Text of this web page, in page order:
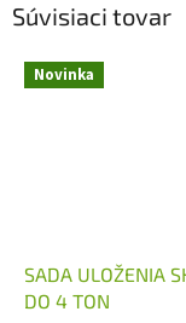
Súvisiaci tovar
Novinka
SADA ULOŽENIA
DO 4 TON